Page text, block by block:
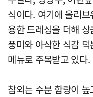
식이다. 여기에 올리
용한 드레싱을 더해
풍미와 아삭한 식감
메뉴로 주목받고 있다.
참외는 수분 함량이